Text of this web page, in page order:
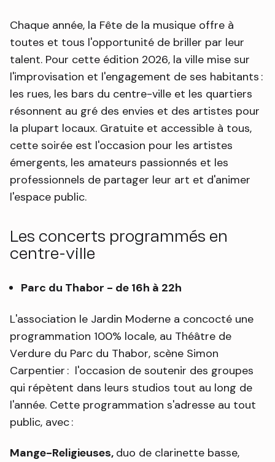
Chaque année, la Fête de la musique offre à
toutes et tous l'opportunité de briller par leur
talent. Pour cette édition 2026, la ville mise sur
l'improvisation et l'engagement de ses habitants :
les rues, les bars du centre-ville et les quartiers
résonnent au gré des envies et des artistes pour
la plupart locaux. Gratuite et accessible à tous,
cette soirée est l'occasion pour les artistes
émergents, les amateurs passionnés et les
professionnels de partager leur art et d'animer
l'espace public.
Les concerts programmés en
centre-ville
Parc du Thabor - de 16h à 22h
L'association le Jardin Moderne a concocté une
programmation 100% locale, au Théâtre de
Verdure du Parc du Thabor, scène Simon
Carpentier : l'occasion de soutenir des groupes
qui répètent dans leurs studios tout au long de
l'année. Cette programmation s'adresse au tout
public, avec :
Mange-Religieuses, duo de clarinette basse,